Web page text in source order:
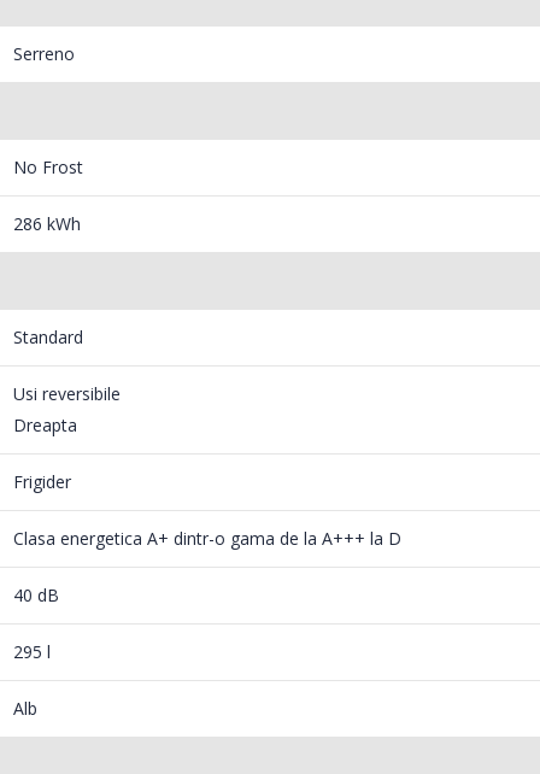
Serreno
No Frost
286 kWh
Standard
Usi reversibile
Dreapta
Frigider
Clasa energetica A+ dintr-o gama de la A+++ la D
40 dB
295 l
Alb
NobeLTek ...
199,00 Lei